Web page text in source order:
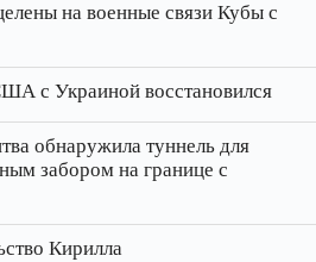
на военные связи Кубы с
с Украиной восстановился
обнаружила туннель для
забором на границе с
Кирилла